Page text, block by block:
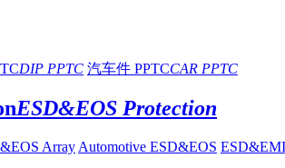
DIP PPTC 汽车件 PPTCCAR PPTC
ESD&EOS Protection
Array Automotive ESD&EOS